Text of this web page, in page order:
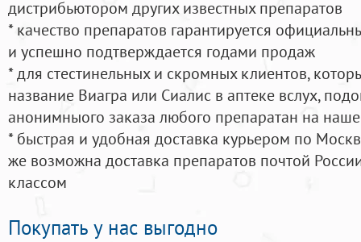
дистрибьютором других известных препаратов
* качество препаратов гарантируется
и успешно подтверждается годами продаж
* для стестинельных и скромных клиентов,
название Виагра или Сиалис в аптеке вслух,
анонимныого заказа любого препаратан на
* быстрая и удобная доставка курьером по
же возможна доставка препаратов почтой
классом
Покупать у нас выгодно